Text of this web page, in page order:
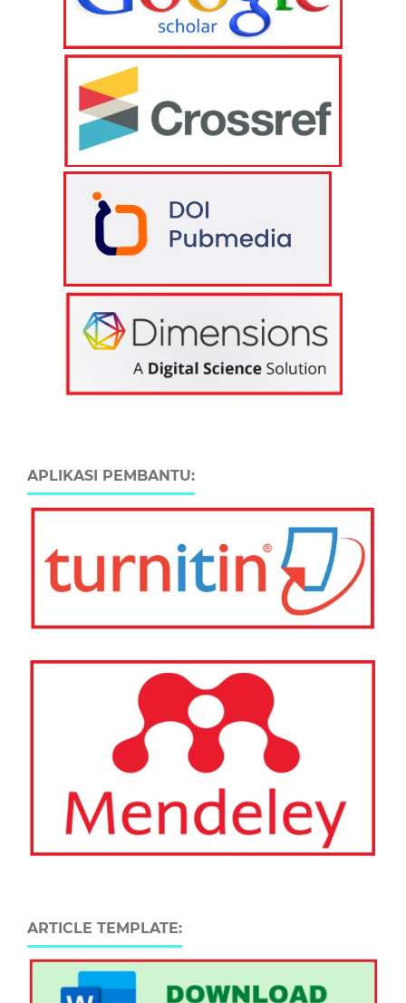
APLIKASI PEMBANTU:
ARTICLE TEMPLATE: